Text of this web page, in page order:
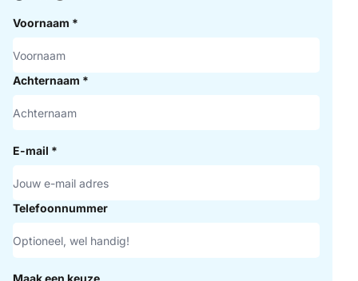
Voornaam *
Achternaam *
E-mail *
Telefoonnummer
Maak een keuze